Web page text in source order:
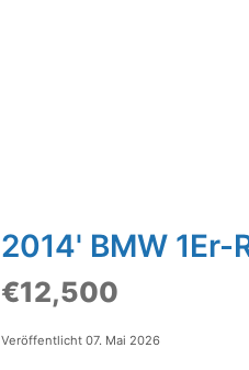
2014' BMW 1Er-
€12,500
Veröffentlicht 07. Mai 2026